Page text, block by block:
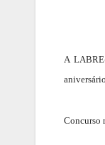
A
Concurso